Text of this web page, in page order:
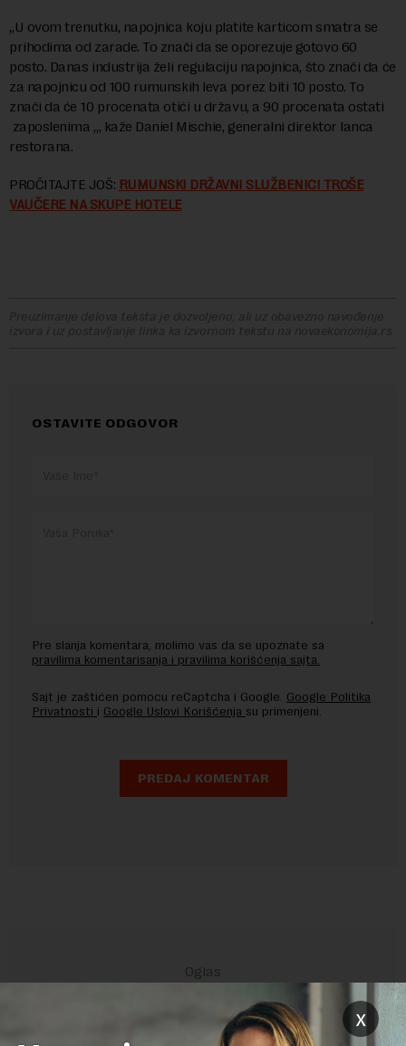
„U ovom trenutku, napojnica koju platite karticom smatra se
prihodima od zarade. To znači da se oporezuje gotovo 60
posto. Danas industrija želi regulaciju napojnica, što znači da će
za napojnicu od 100 rumunskih leva porez biti 10 posto. To
znači da će 10 procenata otići u državu, a 90 procenata ostati
zaposlenima „, kaže Daniel Mischie, generalni direktor lanca
restorana.
PROČITAJTE JOŠ: RUMUNSKI DRŽAVNI SLUŽBENICI TROŠE
VAUČERE NA SKUPE HOTELE
Preuzimanje delova teksta je dozvoljeno, ali uz obavezno navođenje
izvora i uz postavljanje linka ka izvornom tekstu na novaekonomija.rs
OSTAVITE ODGOVOR
Pre slanja komentara, molimo vas da se upoznate sa
pravilima komentarisanja i pravilima korišćenja sajta.
Sajt je zaštićen pomocu reCaptcha i Google. Google Politika
Privatnosti i Google Uslovi Korišćenja su primenjeni.
x